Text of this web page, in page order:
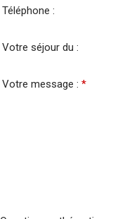
Téléphone :
Votre séjour du :
Votre message :*